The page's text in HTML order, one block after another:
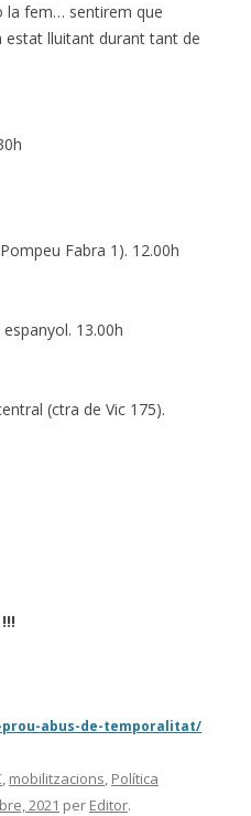
la fem… sentirem que
estat lluitant durant tant de
Fabra 1). 12.00h
13.00h
(ctra de Vic 175).
prou-abus-de-temporalitat/
, mobilitzacions, Política
2021 per Editor.